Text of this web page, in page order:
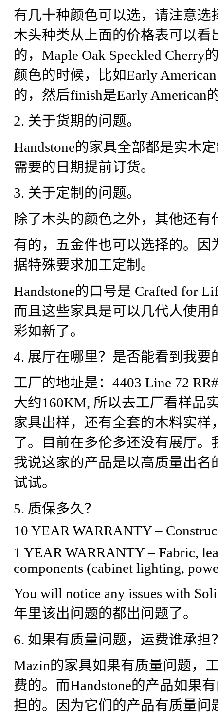
有几十种颜色可以选，请注意
木头种类从上面的价格表可以看
的，Maple Oak Speckled
颜色的时候，比如Early
的，然后finish是Early American
2. 关于货期的问题。
Handstone的家具全部都是实木
需要的日期提前订货。
3. 关于定制的问题。
除了木头的颜色之外，其他还有
有的，五金件也可以选择的。
据特殊要求加工定制。
Handstone的口号是 Crafted for
而且这些家具是可以几代人使
彩如新了。
4. 展厅在哪里？是否能看到我要
工厂的地址是：4403 Line 72
大约160KM, 所以去工厂看样品
家具出样，还有全套的木料实
了。目前在多伦多还没有展厅
我说这家的产品是以高质量出
试试。
5. 质保多久？
10 YEAR WARRANTY –
1 YEAR WARRANTY – Fabric,
components (cabinet lighting,
You will notice any issues with
年里该出问题的都出问题了。
6. 如果有质量问题，运费谁承担
Mazin的家具如果有质量问题，
费的。而Handstone的产品如果
担的。因为它们的产品有质量问